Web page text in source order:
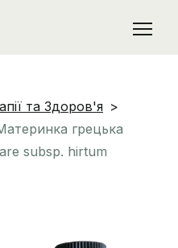
та Здоров'я
грецька
subsp. hirtum